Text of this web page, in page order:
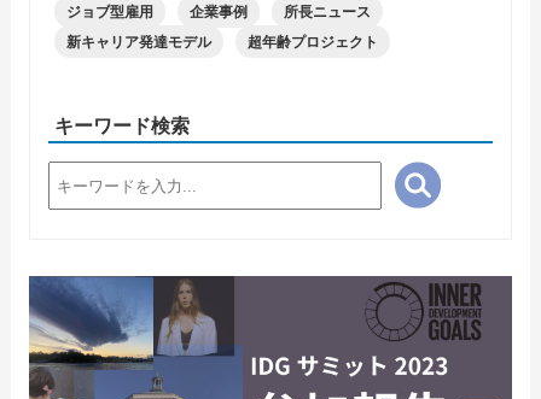
ジョブ型雇用
企業事例
所長ニュース
新キャリア発達モデル
超年齢プロジェクト
キーワード検索